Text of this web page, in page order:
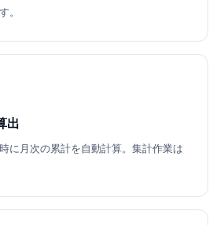
。
出
に月次の累計を自動計算。集計作業は